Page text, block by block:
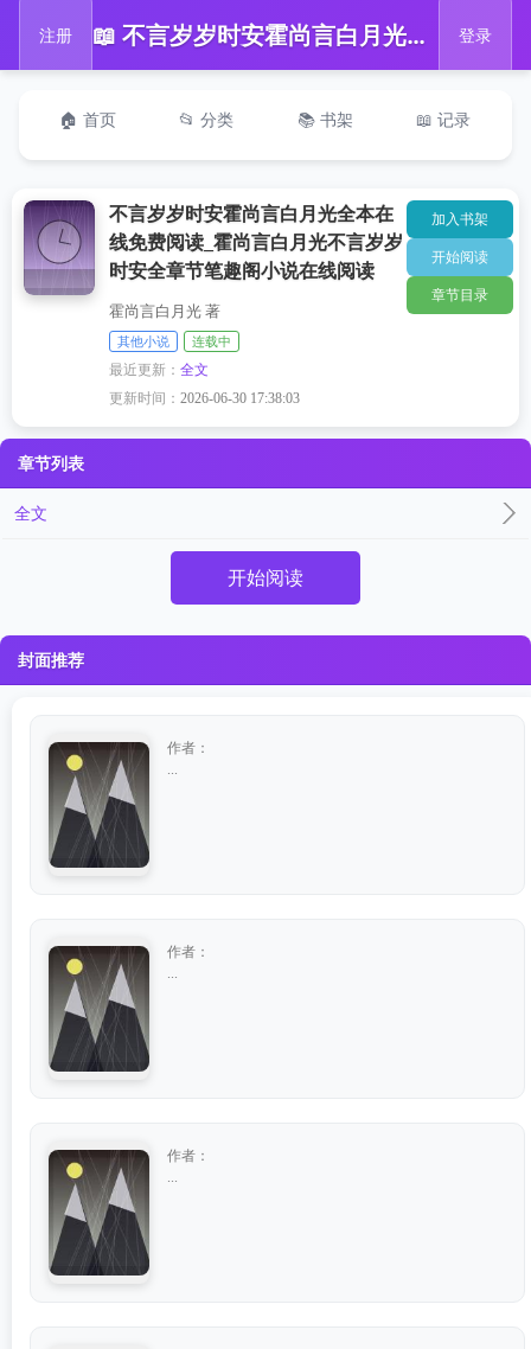
注册 📖 不言岁岁时安霍尚言白月光全本在线免费阅读_霍尚言白月光不言岁岁时安全章节笔趣阁小说在线阅读 登录
🏠 首页 📂 分类 📚 书架 📖 记录
不言岁岁时安霍尚言白月光全本在
线免费阅读_霍尚言白月光不言岁岁
时安全章节笔趣阁小说在线阅读
霍尚言白月光 著
其他小说 连载中
最近更新：全文
更新时间：2026-06-30 17:38:03
加入书架
开始阅读
章节目录
章节列表
全文
开始阅读
封面推荐
作者：
作者：
作者：